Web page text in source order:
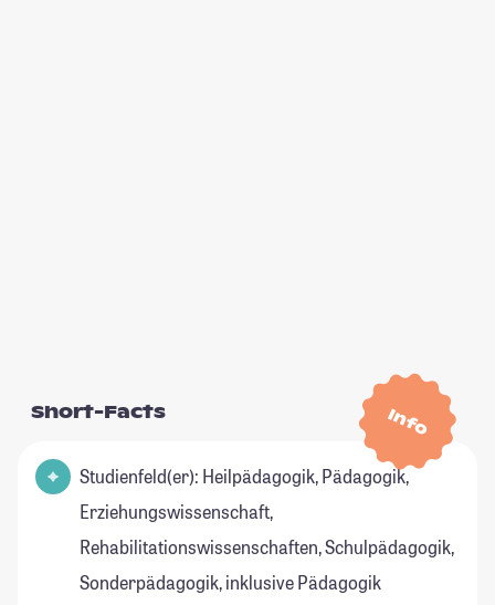
Info
Short-Facts
Studienfeld(er): Heilpädagogik, Pädagogik,
Erziehungswissenschaft,
Rehabilitationswissenschaften, Schulpädagogik,
Sonderpädagogik, inklusive Pädagogik